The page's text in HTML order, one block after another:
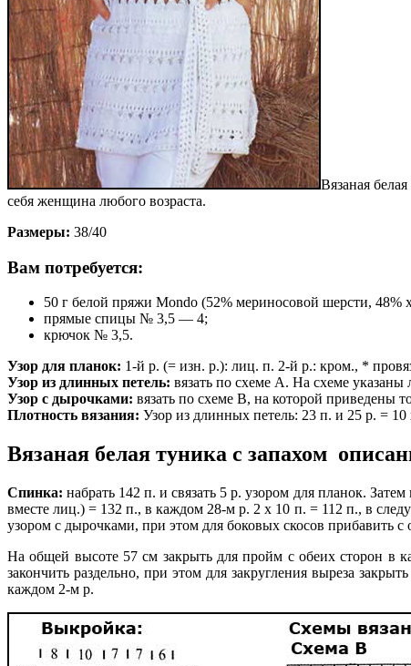
Вязаная
себя женщина любого возраста.
Размеры: 38/40
Вам потребуется:
50 г белой пряжи Mondo (52% мериносовой шерсти, 48%
прямые спицы № 3,5 — 4;
крючок № 3,5.
Узор для планок: 1-й р. (= изн. р.): лиц. п. 2-й р.: кром., *
Узор из длинных петель: вязать по схеме А. На схеме указаны
Узор с дырочками: вязать по схеме В, на которой приведены
Плотность вязания: Узор из длинных петель: 23 п. и 25 р. =
Вязаная белая туника с запахом
Спинка: набрать 142 п. и связать 5 р. узором для планок.
вместе лиц.) = 132 п., в каждом 28-м р. 2 х 10 п. = 112 п., в
узором с дырочками, при этом для боковых скосов прибавить
На общей высоте 57 см закрыть для пройм с обеих сторон
закончить раздельно, при этом для закругления выреза
каждом 2-м р.